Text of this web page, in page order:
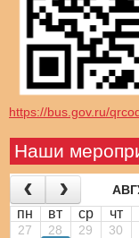
https://bus.gov.ru/
Наши
пн вт ср чт
27 28 29 30